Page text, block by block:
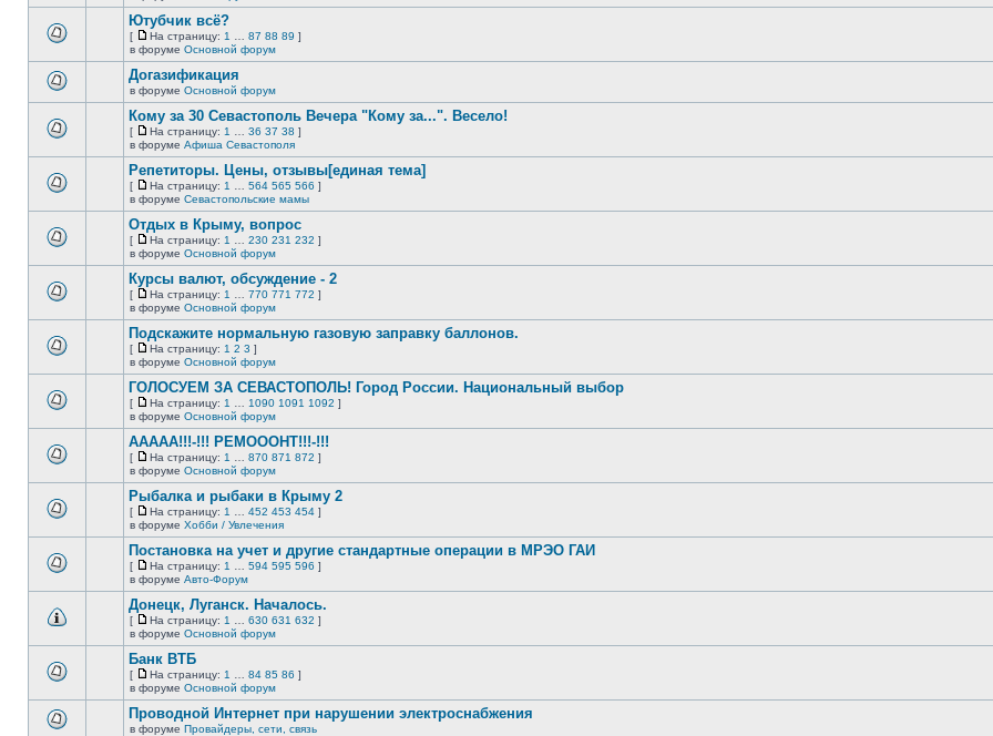
сообщений.
этой
непрочитанных
сообщений.
страницу
этой
непрочитанных
сообщений.
Ютубчик всё?
[
На
страницу
На страницу: 1 87 88 89 ]
в форуме Основной форум
непрочитанных
сообщений.
Догазификация
в форуме Основной форум
этой
непрочитанных
сообщений.
Кому за 30 Севастополь Вечера "Кому за...". Весело!
[
На
страницу
На страницу: 1 36 37 38 ]
в форуме Афиша Севастополя
этой
непрочитанных
сообщений.
Репетиторы. Цены, отзывы[единая тема]
[
На
страницу
На страницу: 1 564 565 566 ]
в форуме Севастопольские мамы
этой
непрочитанных
сообщений.
Отдых в Крыму, вопрос
[
На
страницу
На страницу: 1 230 231 232 ]
в форуме Основной форум
этой
непрочитанных
сообщений.
Курсы валют, обсуждение - 2
[
На
страницу
На страницу: 1 770 771 772 ]
в форуме Основной форум
этой
непрочитанных
Подскажите нормальную газовую заправку баллонов.
[
На
страницу
На страницу: 1 2 3 ]
в форуме Основной форум
этой
непрочитанных
сообщений.
ГОЛОСУЕМ ЗА СЕВАСТОПОЛЬ! Город России. Национальный выбор
[
На
страницу
На страницу: 1 1090 1091 1092 ]
в форуме Основной форум
этой
непрочитанных
сообщений.
ААААА!!!-!!! РЕМОООНТ!!!-!!!
[
На
страницу
На страницу: 1 870 871 872 ]
в форуме Основной форум
этой
непрочитанных
сообщений.
Рыбалка и рыбаки в Крыму 2
[
На
страницу
На страницу: 1 452 453 454 ]
в форуме Хобби / Увлечения
этой
непрочитанных
сообщений.
Постановка на учет и другие стандартные операции в МРЭО ГАИ
[
На
страницу
На страницу: 1 594 595 596 ]
в форуме Авто-Форум
этой
непрочитанных
сообщений.
Донецк, Луганск. Началось.
[
На
страницу
На страницу: 1 630 631 632 ]
в форуме Основной форум
этой
Банк ВТБ
[
На
страницу
На страницу: 1 84 85 86 ]
в форуме Основной форум
Проводной Интернет при нарушении электроснабжения
в форуме Провайдеры, сети, связь